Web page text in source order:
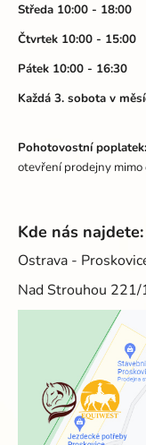
Středa 10:00 - 18:00
Čtvrtek 10:00 - 15:00
Pátek 10:00 - 16:30
Každá 3. sobota v
Pohotovostní poplatek:
otevření prodejny mimo
Kde nás najdete:
Ostrava -
Nad Strouhou